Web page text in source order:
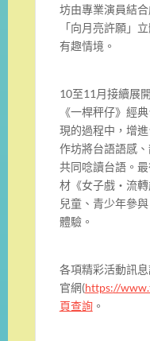
坊由專業演員結
「向月亮許願」
有趣情境。
10至11月接續展
《一桿秤仔》經
現的過程中，增
作坊將台語語感
共同唸讀台語。
材《女子戲‧流轉
兒童、青少年參與
體驗。
各項精彩活動訊息
官網(https://
頁查詢。